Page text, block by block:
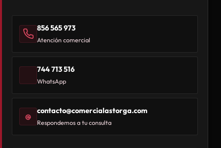
856 565 973
Atención comercial
744 713 516
WhatsApp
@
contacto@comercialastorga.com
Respondemos a tu consulta